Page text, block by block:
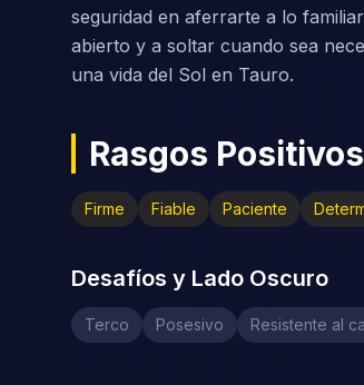
seguridad en aferrarte a lo
abierto y a soltar cuando sea
una vida del Sol en Tauro.
Rasgos Positivos
Firme Fiable Paciente
Desafíos y Lado Oscuro
Terco Posesivo Resistente al